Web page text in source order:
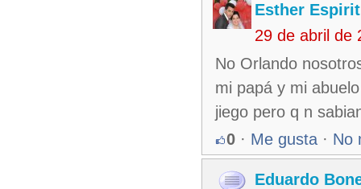
Esther
29 de abril de
No Orlando
mi papá y mi
jiego pero q n
0 · Me gusta · No
Eduardo